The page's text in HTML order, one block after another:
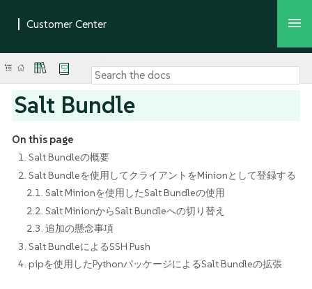
Salt Bundle
On this page
1. Salt Bundleの概要
2. Salt Bundleを使用してクライアントをMinionとして登録する
2.1. Salt Minionを使用したSalt Bundleの使用
2.2. Salt MinionからSalt Bundleへの切り替え
2.3. 追加の懸念事項
3. Salt BundleによるSSH Push
4. pipを使用したPythonパッケージによるSalt Bundleの拡張